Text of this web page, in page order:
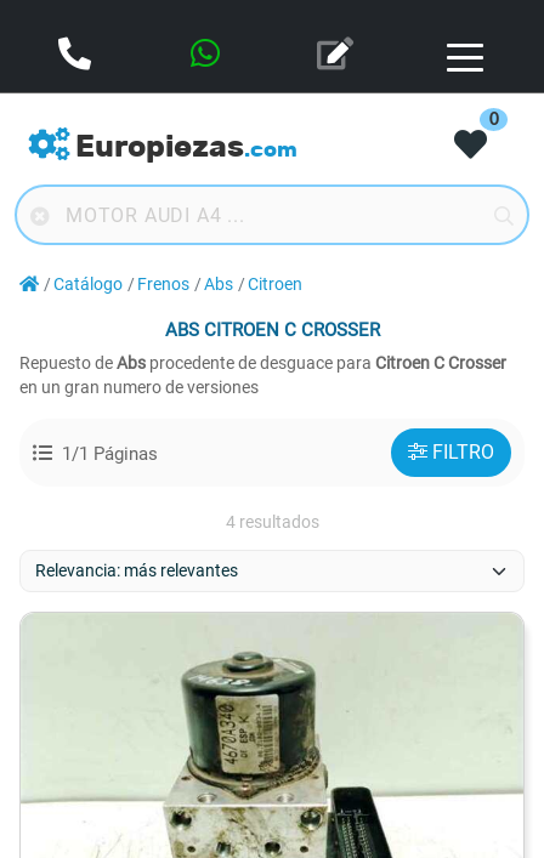
Europiezas.com
0
Catálogo Frenos Abs Citroen
ABSCITROEN C CROSSER
Repuesto deAbs procedente de desguace para Citroen C Crosser
en un gran numero de versiones
1/1 Páginas FILTRO
4 resultados